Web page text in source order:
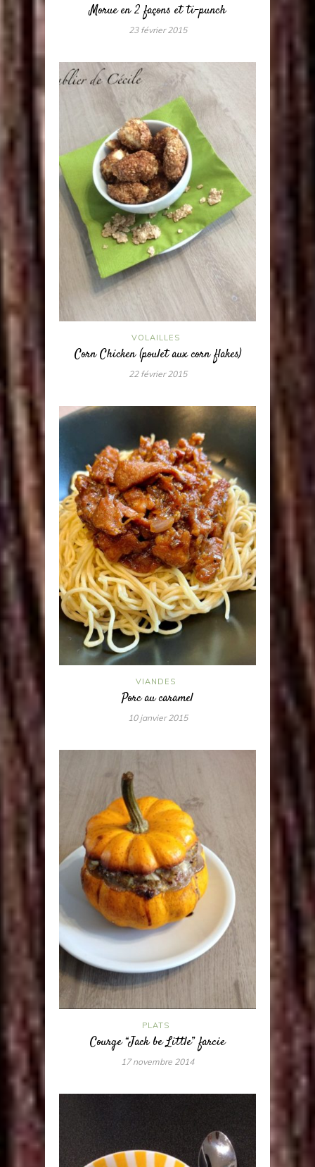
Morue en 2 façons et ti-punch
23 février 2015
VOLAILLES
Corn Chicken (poulet aux corn flakes)
22 février 2015
VIANDES
Porc au caramel
10 janvier 2015
PLATS
Courge “Jack be Little” farcie
17 novembre 2014